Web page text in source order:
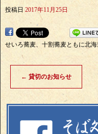
投稿日 2017年11月25日
せいろ蕎麦、十割蕎麦ともに北
← 貸切のお知らせ